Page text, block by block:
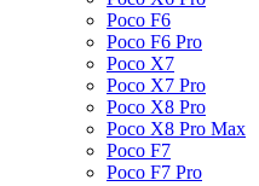
Poco F6
Poco F6 Pro
Poco X7
Poco X7 Pro
Poco X8 Pro
Poco X8 Pro Max
Poco F7
Poco F7 Pro